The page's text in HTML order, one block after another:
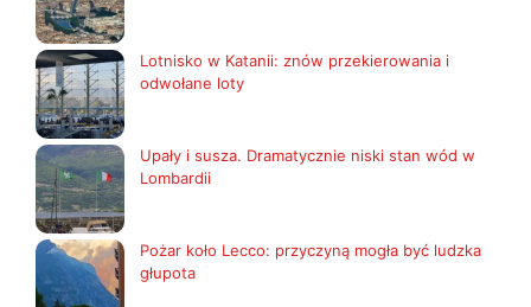
Lotnisko w Katanii: znów przekierowania i
odwołane loty
Upały i susza. Dramatycznie niski stan wód w
Lombardii
Pożar koło Lecco: przyczyną mogła być ludzka
głupota